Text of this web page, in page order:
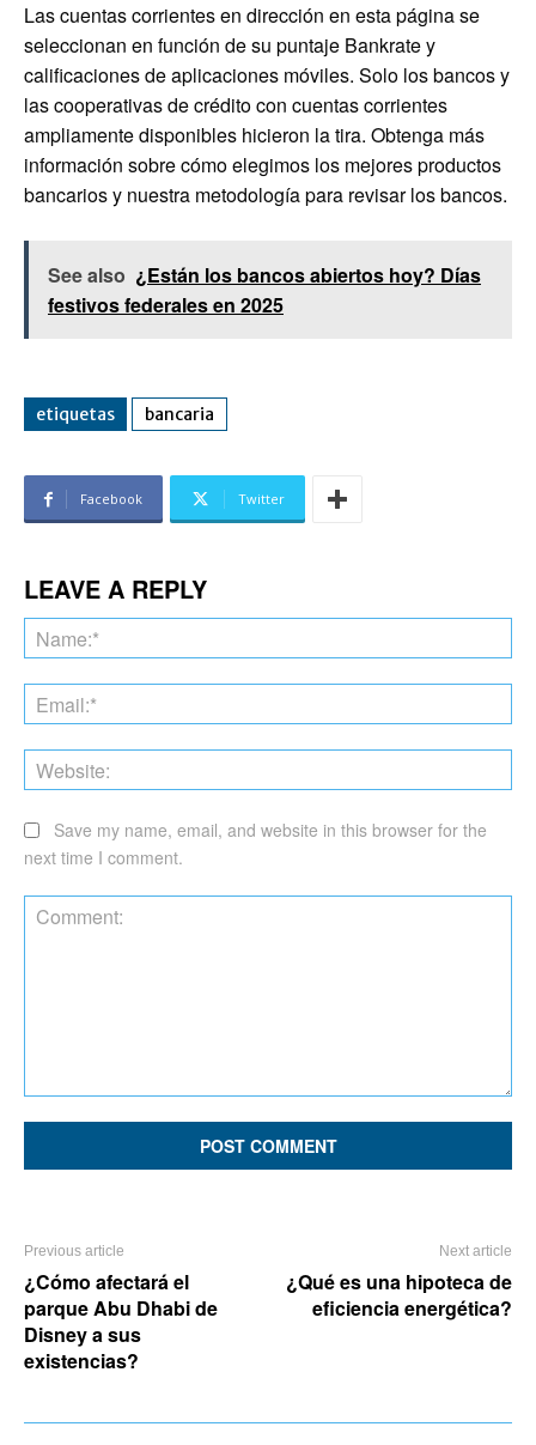
Las cuentas corrientes en dirección en esta página se
seleccionan en función de su puntaje Bankrate y
calificaciones de aplicaciones móviles. Solo los bancos y
las cooperativas de crédito con cuentas corrientes
ampliamente disponibles hicieron la tira. Obtenga más
información sobre cómo elegimos los mejores productos
bancarios y nuestra metodología para revisar los bancos.
See also ¿Están los bancos abiertos hoy? Días
festivos federales en 2025
etiquetas bancaria
Facebook Twitter
LEAVE A REPLY
Save my name, email, and website in this browser for the
next time I comment.
Previous article
¿Cómo afectará el
parque Abu Dhabi de
Disney a sus
existencias?
Next article
¿Qué es una hipoteca de
eficiencia energética?